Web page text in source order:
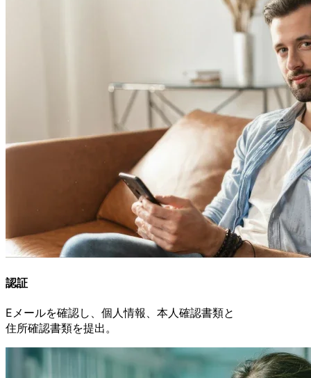
認証
Eメールを確認し、 個人情報、 本人確認書類と
住所確認書類を提出。